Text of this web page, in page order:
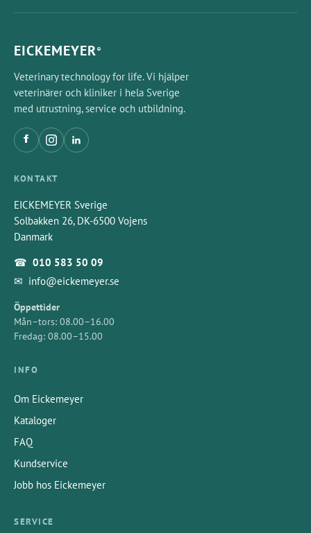
EICKEMEYER®
Veterinary technology for life. Vi hjälper
veterinärer och kliniker i hela Sverige
med utrustning, service och utbildning.
KONTAKT
EICKEMEYER Sverige
Solbakken 26, DK-6500 Vojens
Danmark
☎ 010 583 50 09
✉ info@eickemeyer.se
Öppettider
Mån–tors: 08.00–16.00
Fredag: 08.00–15.00
INFO
Om Eickemeyer
Kataloger
FAQ
Kundservice
Jobb hos Eickemeyer
SERVICE